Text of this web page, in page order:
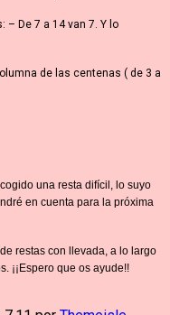
– De 7 a 14 van 7. Y lo
de las centenas ( de 3 a
una resta difícil, lo suyo
en cuenta para la próxima
restas con llevada, a lo largo
¡¡Espero que os ayude!!